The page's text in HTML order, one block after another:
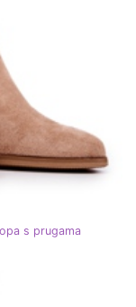
s prugama